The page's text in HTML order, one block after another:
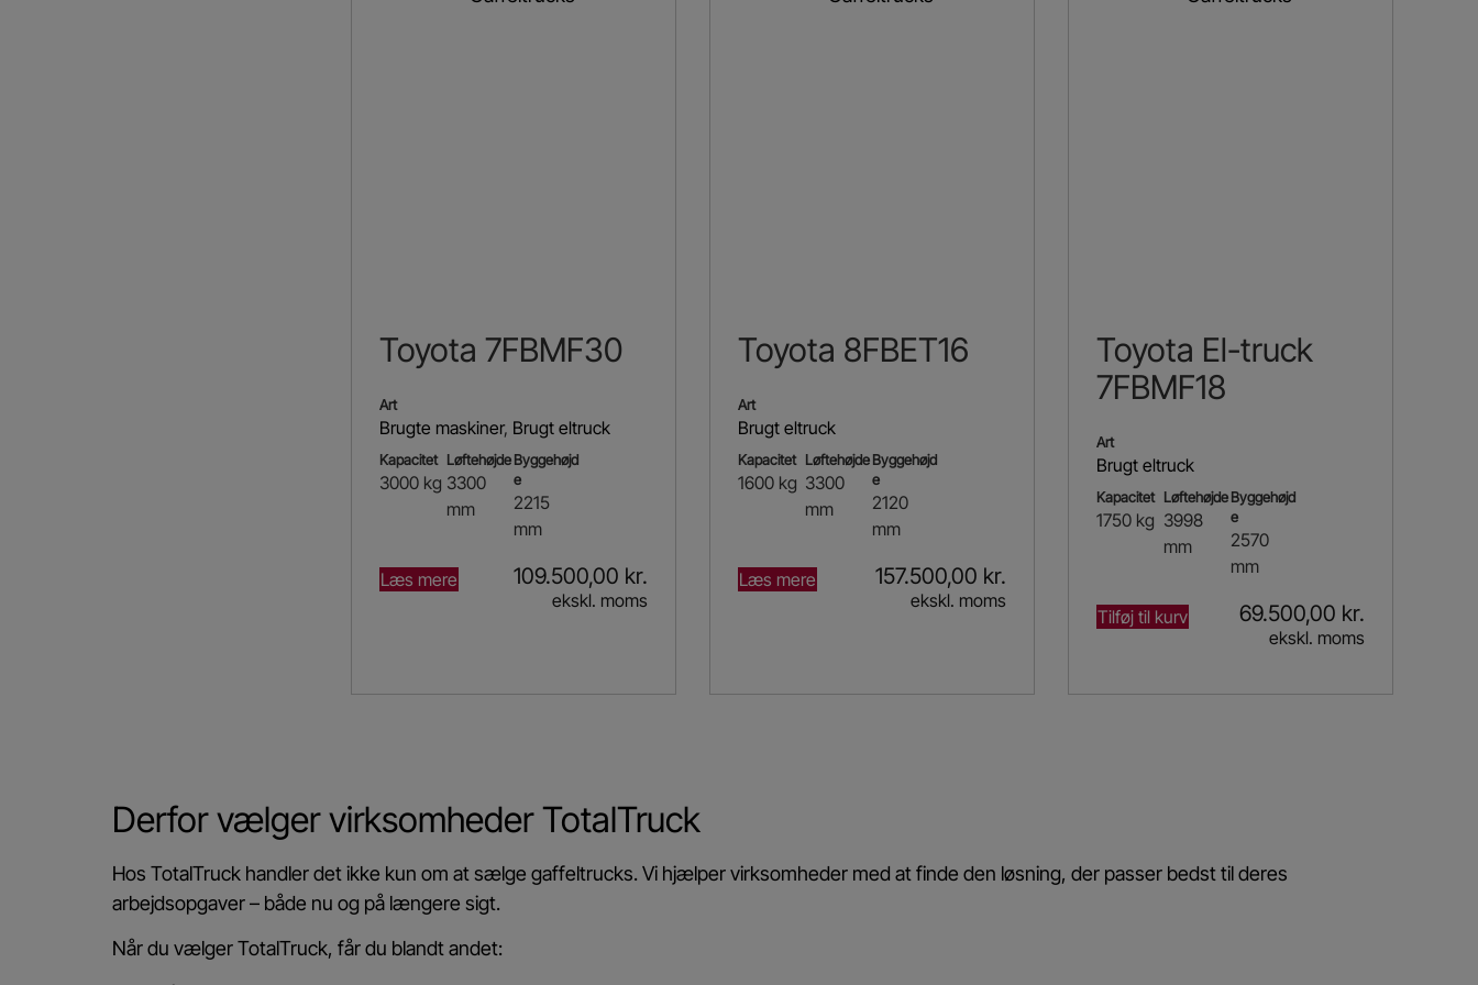
Toyota 7FBMF30
Art
Brugte maskiner, Brugt eltruck
Kapacitet
3000 kg
Løftehøjde
3300
mm
Byggehøjd
e
2215
mm
Læs mere 109.500,00 kr.
ekskl. moms
Toyota 8FBET16
Art
Brugt eltruck
Kapacitet
1600 kg
Løftehøjde
3300
mm
Byggehøjd
e
2120
mm
Læs mere 157.500,00 kr.
ekskl. moms
Toyota El-truck
7FBMF18
Art
Brugt eltruck
Kapacitet
1750 kg
Løftehøjde
3998
mm
Byggehøjd
e
2570
mm
Tilføj til kurv 69.500,00 kr.
ekskl. moms
Derfor vælger virksomheder TotalTruck
Hos TotalTruck handler det ikke kun om at sælge gaffeltrucks. Vi hjælper virksomheder med at finde den løsning, der passer bedst til deres
arbejdsopgaver – både nu og på længere sigt.
Når du vælger TotalTruck, får du blandt andet: